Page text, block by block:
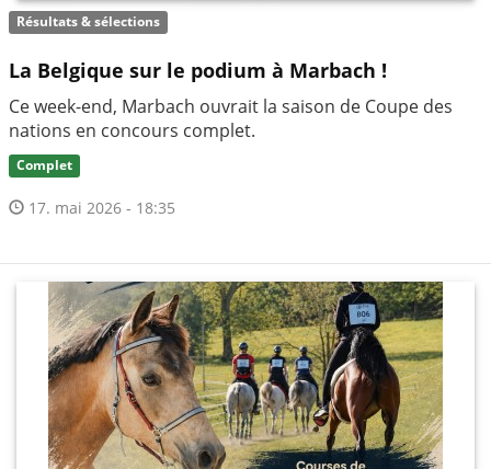
Résultats & sélections
La Belgique sur le podium à Marbach !
Ce week-end, Marbach ouvrait la saison de Coupe des
nations en concours complet.
Complet
17. mai 2026 - 18:35